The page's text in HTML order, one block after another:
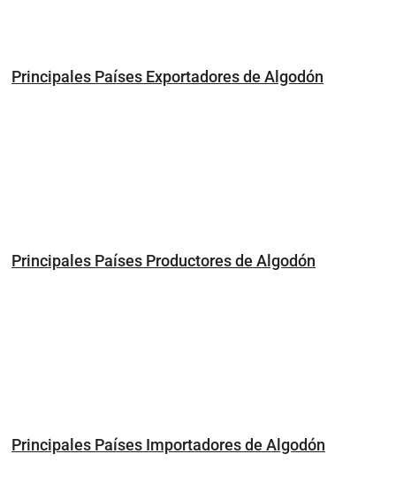
Principales Países Exportadores de Algodón
Principales Países Productores de Algodón
Principales Países Importadores de Algodón